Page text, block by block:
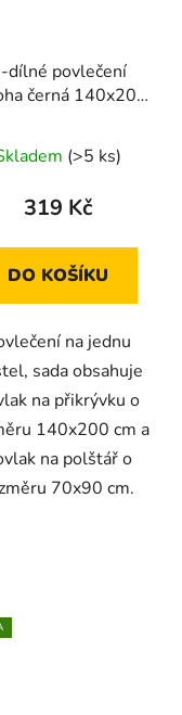
dílné povlečení
černá 140x200
(>5 ks)
319 Kč
DO KOŠÍKU
na jednu
sada obsahuje
na přikrývku o
140x200 cm a
na polštář o
70x90 cm.